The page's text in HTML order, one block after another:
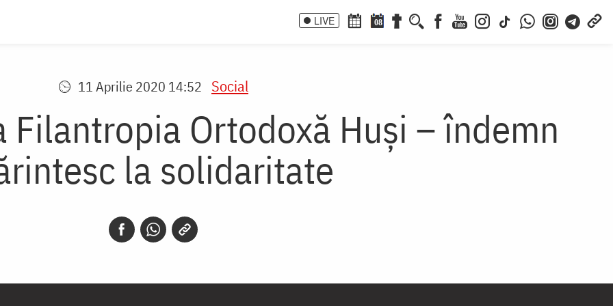
LIVE 08
11 Aprilie 2020 14:52 Social
Filantropia Ortodoxă Huși – îndemn
la solidaritate